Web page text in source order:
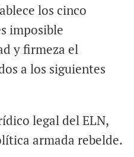
los cinco
imposible
y firmeza el
a los siguientes
legal del ELN,
armada rebelde.